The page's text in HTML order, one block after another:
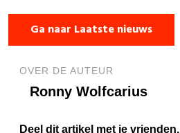
Ga naar Laatste nieuws
OVER DE AUTEUR
Ronny Wolfcarius
Deel dit artikel met je vrienden.